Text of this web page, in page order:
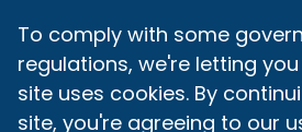
To comply with some
regulations, we're letting
site uses cookies. By
site, you're agreeing to our